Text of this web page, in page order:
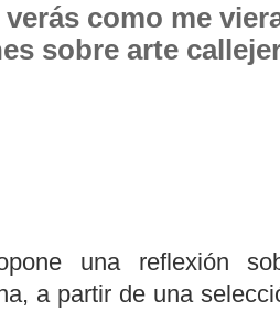
verás como me
sobre arte
una reflexión
a partir de una